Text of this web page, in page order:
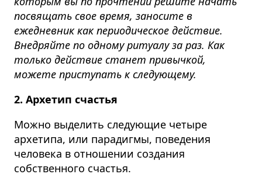
посвящать свое время, заносите в
ежедневник как периодическое действие.
Внедряйте по одному ритуалу за раз. Как
только действие станет привычкой,
можете приступать к следующему.
2. Архетип счастья
Можно выделить следующие четыре
архетипа, или парадигмы, поведения
человека в отношении создания
собственного счастья.